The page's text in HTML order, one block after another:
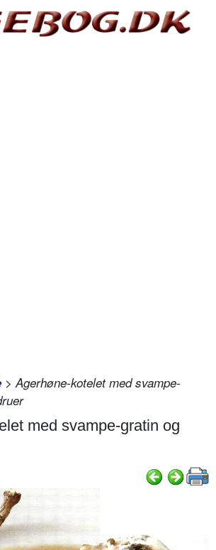
> Agerhøne-kotelet med svampe-
med svampe-gratin og